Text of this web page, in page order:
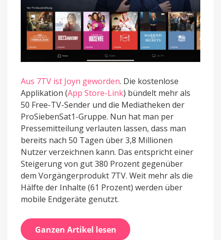
Aus 7TV ist Joyn geworden. Die kostenlose
Applikation (App Store-Link) bündelt mehr als
50 Free-TV-Sender und die Mediatheken der
ProSiebenSat1-Gruppe. Nun hat man per
Pressemitteilung verlauten lassen, dass man
bereits nach 50 Tagen über 3,8 Millionen
Nutzer verzeichnen kann. Das entspricht einer
Steigerung von gut 380 Prozent gegenüber
dem Vorgängerprodukt 7TV. Weit mehr als die
Hälfte der Inhalte (61 Prozent) werden über
mobile Endgeräte genutzt.
Ganzen Artikel lesen